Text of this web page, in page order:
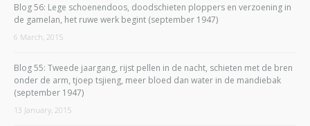
Blog 56: Lege schoenendoos, doodschieten ploppers en verzoening in
de gamelan, het ruwe werk begint (september 1947)
6 March, 2015
Blog 55: Tweede jaargang, rijst pellen in de nacht, schieten met de bren
onder de arm, tjoep tsjieng, meer bloed dan water in de mandiebak
(september 1947)
13 January, 2015